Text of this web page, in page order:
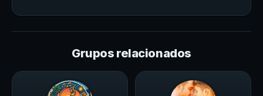
Grupos relacionados